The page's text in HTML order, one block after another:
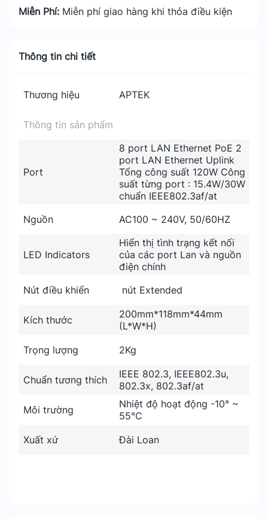
Miễn Phí: Miễn phí giao hàng khi thỏa điều kiện
Thông tin chi tiết
Thương hiệu APTEK
Thông tin sản phẩm
Port
8 port LAN Ethernet PoE 2
port LAN Ethernet Uplink
Tổng công suất 120W Công
suất từng port : 15.4W/30W
chuẩn IEEE802.3af/at
Nguồn
AC100 ~ 240V, 50/60HZ
LED Indicators
Hiển thị tình trạng kết nối
của các port Lan và nguồn
điện chính
Nút điều khiển
nút Extended
Kích thước
200mm*118mm*44mm
(L*W*H)
Trọng lượng
2Kg
Chuẩn tương thích
IEEE 802.3, IEEE802.3u,
802.3x, 802.3af/at
Môi trường
Nhiệt độ hoạt động -10° ~
55°C
Xuất xứ
Đài Loan